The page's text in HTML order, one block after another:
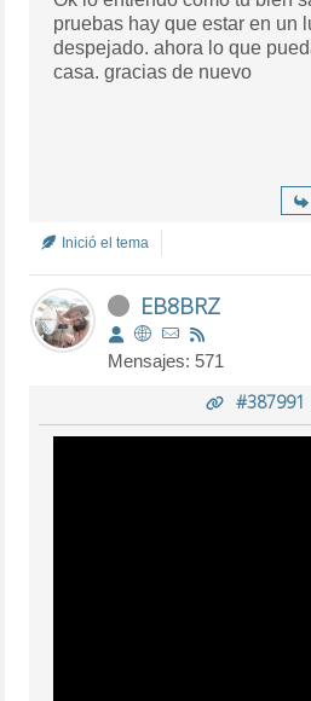
pruebas hay que estar en un
despejado. ahora lo que
casa. gracias de nuevo
Inició el tema
EB8BRZ
Mensajes: 571
#387991